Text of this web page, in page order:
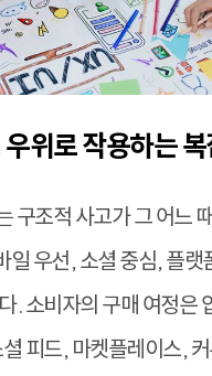
위로 작용하는
구조적 사고가 그 어느
일 우선, 소셜 중심, 플랫
. 소비자의 구매 여정은
피드, 마켓플레이스,